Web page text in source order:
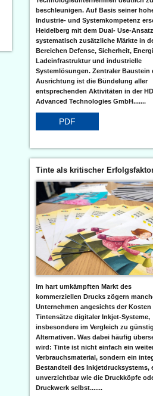
beschleunigen. Auf Basis seiner
Industrie- und Systemkompetenz
Heidelberg mit dem Dual- Use-Ansatz
systematisch zusätzliche Märkte in
Bereichen Defense, Sicherheit,
Ladeinfrastruktur und industrielle
Systemlösungen. Zentraler Baustein
Ausrichtung ist die Bündelung aller
entsprechenden Aktivitäten in der HD
Advanced Technologies GmbH.......
PDF
Tinte als kritischer
Im hart umkämpften Markt des
kommerziellen Drucks zögern
Unternehmen angesichts der Kosten
Tintensätze digitaler Inkjet-Systeme,
insbesondere im Vergleich zu
Alternativen. Was dabei häufig
wird: Tinte ist nicht einfach ein
Verbrauchsmaterial, sondern ein
Bestandteil des Inkjetdrucksystems,
unverzichtbar wie die Druckköpfe
Druckwerk selbst.......